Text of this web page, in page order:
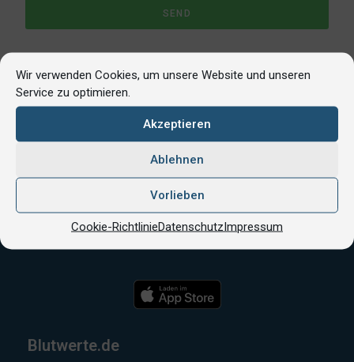
Wir verwenden Cookies, um unsere Website und unseren
Service zu optimieren.
Akzeptieren
Ablehnen
Vorlieben
Cookie-RichtlinieDatenschutzImpressum
SEND
© Copyright 2026
Blutwerte.de